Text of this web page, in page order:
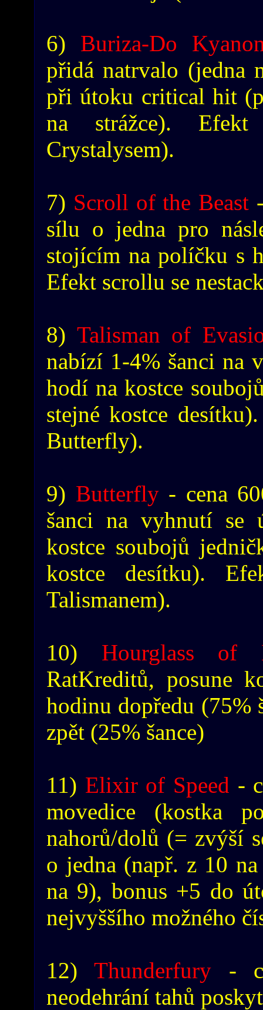
6) Buriza-Do
přidá natrvalo (jedna
při útoku critical hit
na strážce).
Crystalysem).
7) Scroll of the Beast
sílu o jedna pro
stojícím na políčku s
Efekt scrollu se
8) Talisman of
nabízí 1-4% šanci na
hodí na kostce
stejné kostce
Butterfly).
9) Butterfly- cena
šanci na vyhnutí se
kostce soubojů
kostce desítku).
Talismanem).
10) Hourglass of
RatKreditů, posune
hodinu dopředu (75%
zpět (25% šance)
11) Elixir of Speed -
movedice (kostka
nahorů/dolů (= zvýší
o jedna (např. z 10
na 9), bonus +5 do
nejvyššího možného
12)Thunderfury -
neodehrání tahů